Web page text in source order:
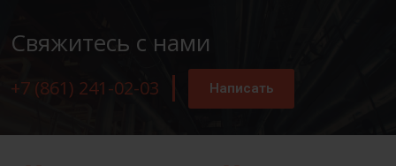
Свяжитесь с нами
+7 (861) 241-02-03 Написать